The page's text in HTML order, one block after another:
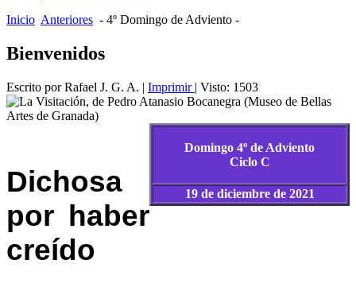
Inicio Anteriores - 4º Domingo de Adviento -
Bienvenidos
Escrito por Rafael J. G. A. | Imprimir | Visto: 1503
Domingo 4º de Adviento
Ciclo C
19 de diciembre de 2021
Dichosa
por haber
creído